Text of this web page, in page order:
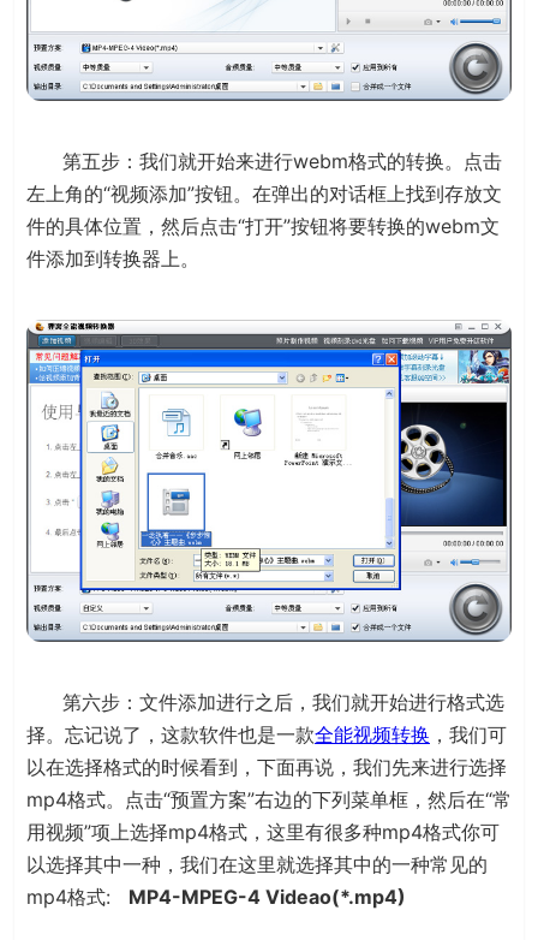
第五步：我们就开始来进行webm格式的转换。点击
左上角的“视频添加”按钮。在弹出的对话框上找到存放文
件的具体位置，然后点击“打开”按钮将要转换的webm文
件添加到转换器上。
第六步：文件添加进行之后，我们就开始进行格式选
择。忘记说了，这款软件也是一款全能视频转换 ，我们可
以在选择格式的时候看到，下面再说，我们先来进行选择
mp4格式。点击“预置方案”右边的下列菜单框，然后在“常
用视频”项上选择mp4格式，这里有很多种mp4格式你可
以选择其中一种，我们在这里就选择其中的一种常见的
mp4格式: MP4-MPEG-4 Videao(*.mp4)